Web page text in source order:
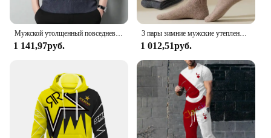
Мужской утолщенный повседневный свитер, майка, осенне-зимняя теплая мужская майка с v-образным вырезом
1 141,97руб.
3 пары зимние мужские утепленные теплые полосатые носки из мериносовой шерсти Модные мужские зимние носки модные повседневные спортивные махровые Длинные
1 012,51руб.